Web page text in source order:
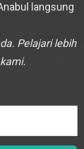
langsung
Pelajari lebih